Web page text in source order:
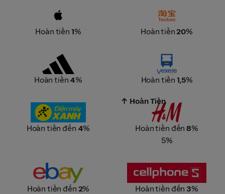
Hoàn tiền 1% Hoàn tiền20%
Hoàn tiền4%
Vexere - Đặt Vé Xe Online
Hoàn tiền1,5%
Điện Máy Xanh
Hoàn tiền đến 4%
H&M
↑ Hoàn Tiền
Hoàn tiền đến8%
5%
Hoàn tiền đến 2%
CellphoneS
Hoàn tiền đến3%